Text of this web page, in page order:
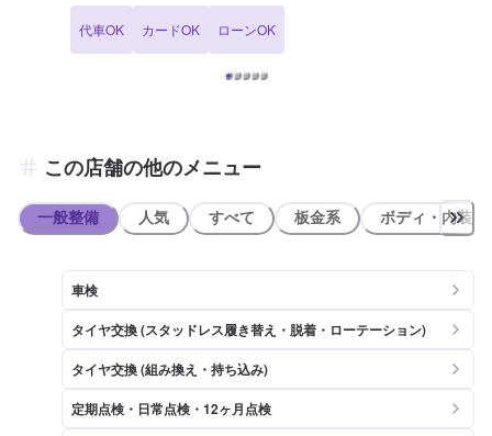
代車OK カードOK ローンOK
この店舗の他のメニュー
一般整備 人気 すべて 板金系 ボディ・内装
車検
タイヤ交換 (スタッドレス履き替え・脱着・ローテーション)
タイヤ交換 (組み換え・持ち込み)
定期点検・日常点検・12ヶ月点検